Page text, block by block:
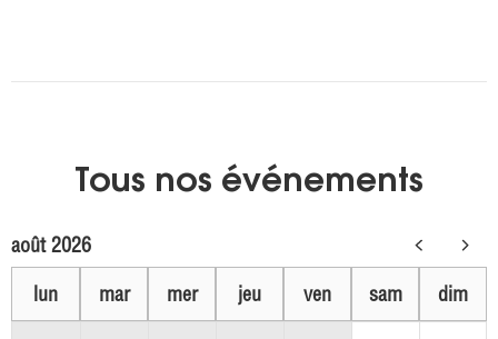
Tous nos événements
août 2026
lun
mar mer jeu ven sam dim